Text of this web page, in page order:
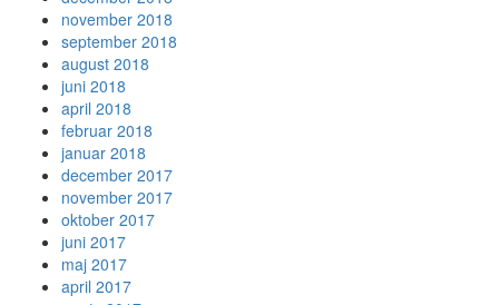
november 2018
september 2018
august 2018
juni 2018
april 2018
februar 2018
januar 2018
december 2017
november 2017
oktober 2017
juni 2017
maj 2017
april 2017